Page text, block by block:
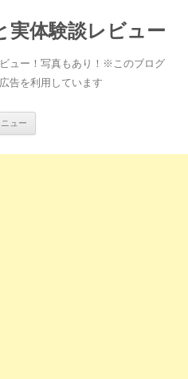
実体験談レビュー
ュー！写真もあり！※このブログ
告を利用しています
ニュー